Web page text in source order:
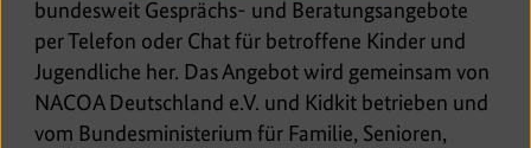
x
t
e
r
n
bundesweit Gesprächs- und Beratungsangebote
per Telefon oder Chat für betroffene Kinder und
Jugendliche her. Das Angebot wird gemeinsam von
NACOA Deutschland e.V. und Kidkit betrieben und
vom Bundesministerium für Familie, Senioren,